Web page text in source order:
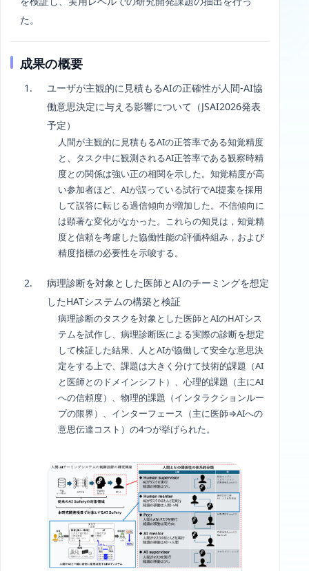
た。
成果の概要
ユーザが主観的に見積もるAIの正確性が人間-AI協
働意思決定に与える影響について（JSAI2026発表
予定）
人間が主観的に見積もるAIの正答率である知覚精度
と、タスク中に観測されるAI正答率である観察時精
度との関係は強い正の相関を示した。知覚精度が高
い参加者ほど、AIが誤っている試行でAI提案を採用
して誤答に転じる過信傾向が増加した。不信傾向に
は顕著な変化がなかった。これらの知見は，知覚精
度と信頼を考慮した協働性能の評価枠組み，および
精度指標の必要性を示唆する。
病理診断を対象とした医師とAIのチーミングを想定
したHATシステムの構築と検証
病理診断のタスクを対象とした医師とAIのHATシス
テムを試作し、病理診断医による実際の診断を想定
して検証した結果、人とAIが協働して安全な意思決
定をする上で、課題は大きく分けて技術的課題（AI
と医師とのドメインシフト）、心理的課題（主にAI
への信頼度）、物理的課題（インタラクションルー
プの限界）、インターフェース（主に医師⇒AIへの
意思伝達コスト）の4つが挙げられた。